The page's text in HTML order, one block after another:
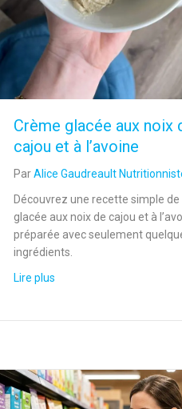
Crème glacée aux noix
cajou et à l’avoine
ParAlice Gaudreault
Découvrez une recette simple
glacée aux noix de cajou et à
préparée avec seulement
ingrédients.
Lire plus